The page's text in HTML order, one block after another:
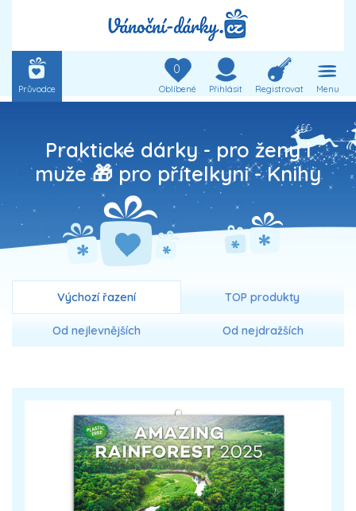
Průvodce
0
Oblíbené Přihlásit Registrovat Menu
Praktické dárky - pro ženy i
muže 🎁 pro přítelkyni -Knihy
Výchozí řazení TOP produkty
Od nejlevnějších Od nejdražších